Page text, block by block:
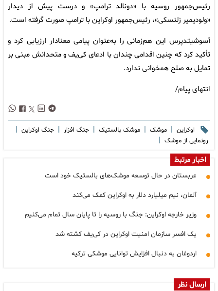
رئیس‌جمهور روسیه با «دونالد ترامپ» و درست پیش از دیدار
«ولودیمیر زلنسکی»، رئیس‌جمهور اوکراین با ترامپ صورت گرفته است.
آسوشیتدپرس این هم‌زمانی را به‌عنوان پیامی معنادار ارزیابی کرد و
تأکید کرد که چنین اقدامی چندان با ادعای کی‌یف و متحدانش مبنی بر
تمایل به صلح همخوانی ندارد.
انتهای پیام/
اوکراین | موشک | موشک بالستیک | جنگ افزار | جنگ اوکراین |
رونمایی از موشک |
اخبار مرتبط
عربستان در حال توسعه موشک‌های بالستیک خود است
آلمان، نیم میلیارد دلار به اوکراین کمک می‌کند
وزیر خارجه اوکراین: جنگ با روسیه را تا پایان سال تمام می‌کنیم
یک افسر سازمان امنیت اوکراین در کی‌یف کشته شد
اردوغان به دنبال افزایش توانایی موشکی ترکیه
ارسال نظر